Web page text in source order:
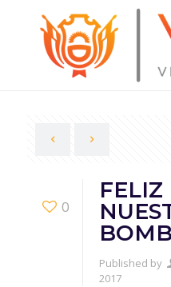
0
FELIZ
Published by
2017